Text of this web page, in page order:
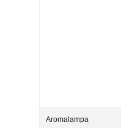
Aromalampa